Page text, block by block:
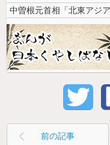
中曽根元首相「北東アジ
前の記事